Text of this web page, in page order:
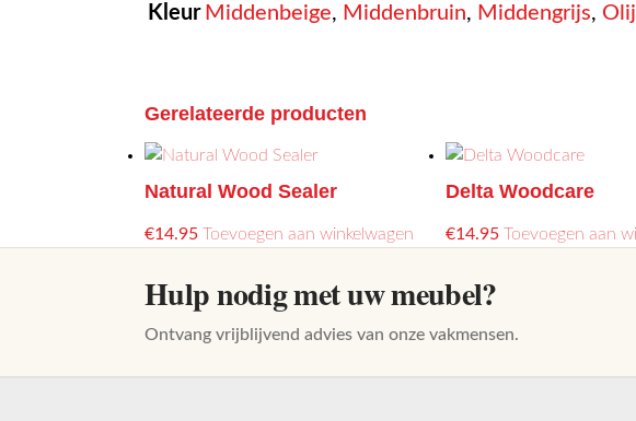
Kleur Middenbeige, Middenbruin, Middengrijs,
Gerelateerde producten
Natural Wood Sealer
€14.95 Toevoegen aan winkelwagen
Delta Woodcare
€14.95 Toevoegen aan
Hulp nodig met uw meubel?
Ontvang vrijblijvend advies van onze vakmensen.